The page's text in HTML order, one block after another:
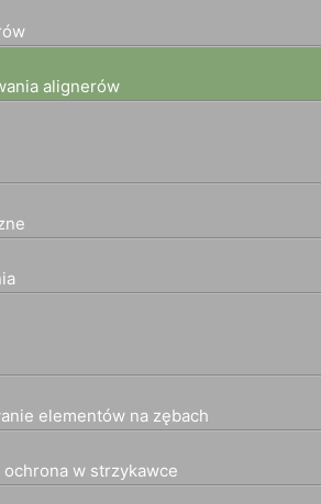
alignerów
elementów na zębach
ochrona w strzykawce